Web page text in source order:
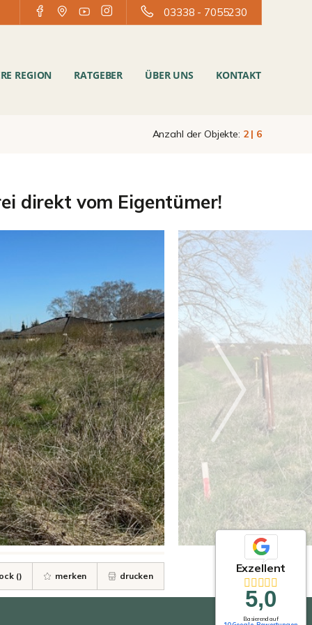
03338 - 7055230
REGION RATGEBER ÜBER UNS KONTAKT
Anzahl der Objekte: 2 | 6
direkt vom Eigentümer!
() merken drucken
Exzellent
5,0
Basierend auf